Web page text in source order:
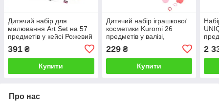
Дитячий набір для
малювання Art Set на 57
предметів у кейсі Рожевий
391 ₴
Купити
Дитячий набір іграшкової
косметики Kuromi 26
предметів у валізі,
229₴
Купити
2
Про нас